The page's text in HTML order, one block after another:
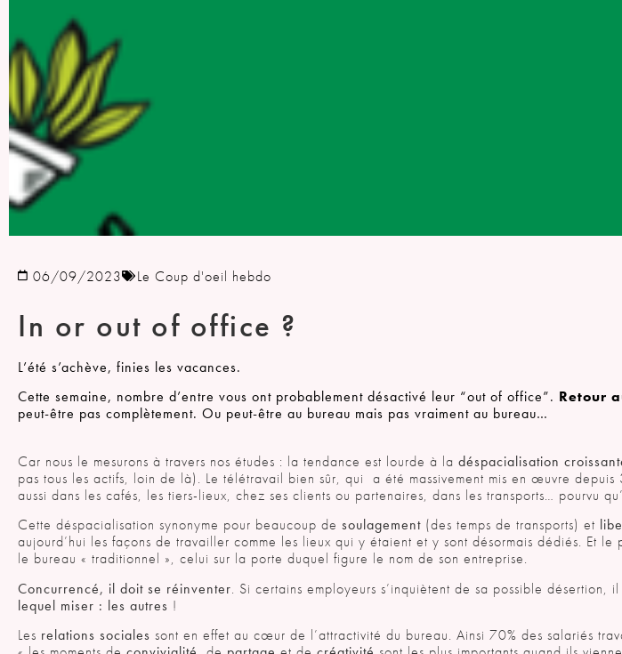
06/09/2023 Le Coup d'oeil hebdo
In or out of office ?
L’été s’achève, finies les vacances.
Cette semaine, nombre d’entre vous ont probablement désactivé leur “out of office”. Retour
peut-être pas complètement. Ou peut-être au bureau mais pas vraiment au bureau…
Car nous le mesurons à travers nos études : la tendance est lourde à la déspacialisation
pas tous les actifs, loin de là). Le télétravail bien sûr, qui a été massivement mis en œuvre depuis
aussi dans les cafés, les tiers-lieux, chez ses clients ou partenaires, dans les transports… pourvu
Cette déspacialisation synonyme pour beaucoup de soulagement (des temps de transports) et
aujourd’hui les façons de travailler comme les lieux qui y étaient et y sont désormais dédiés. Et le
le bureau « traditionnel », celui sur la porte duquel figure le nom de son entreprise.
Concurrencé, il doit se réinventer. Si certains employeurs s’inquiètent de sa possible désertion,
lequel miser : les autres !
Les relations sociales sont en effet au cœur de l’attractivité du bureau. Ainsi 70% des salariés